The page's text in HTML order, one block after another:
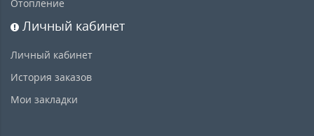
Отопление
Личный кабинет
Личный кабинет
История заказов
Мои закладки